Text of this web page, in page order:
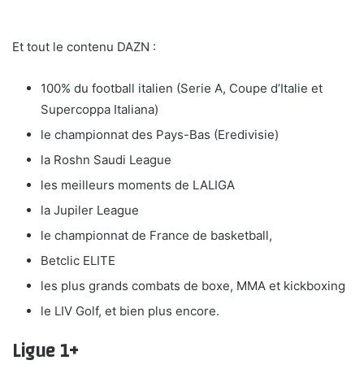
Et tout le contenu DAZN :
100% du football italien (Serie A, Coupe d’Italie et
Supercoppa Italiana)
le championnat des Pays-Bas (Eredivisie)
la Roshn Saudi League
les meilleurs moments de LALIGA
la Jupiler League
le championnat de France de basketball,
Betclic ELITE
les plus grands combats de boxe, MMA et kickboxing
le LIV Golf, et bien plus encore.
Ligue 1+